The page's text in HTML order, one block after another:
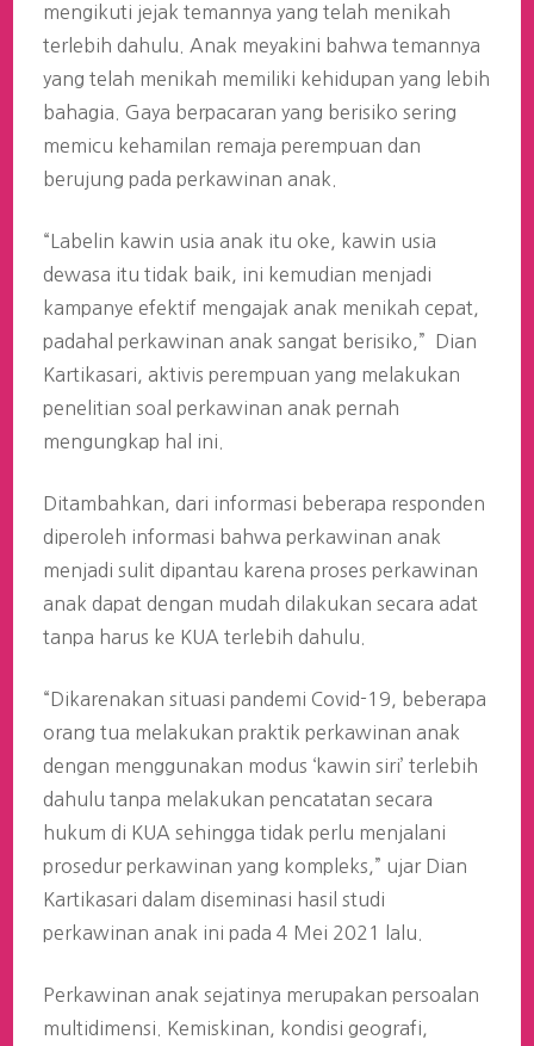
mengikuti jejak temannya yang telah menikah
terlebih dahulu. Anak meyakini bahwa temannya
yang telah menikah memiliki kehidupan yang lebih
bahagia. Gaya berpacaran yang berisiko sering
memicu kehamilan remaja perempuan dan
berujung pada perkawinan anak.
“Labelin kawin usia anak itu oke, kawin usia
dewasa itu tidak baik, ini kemudian menjadi
kampanye efektif mengajak anak menikah cepat,
padahal perkawinan anak sangat berisiko,” Dian
Kartikasari, aktivis perempuan yang melakukan
penelitian soal perkawinan anak pernah
mengungkap hal ini.
Ditambahkan, dari informasi beberapa responden
diperoleh informasi bahwa perkawinan anak
menjadi sulit dipantau karena proses perkawinan
anak dapat dengan mudah dilakukan secara adat
tanpa harus ke KUA terlebih dahulu.
“Dikarenakan situasi pandemi Covid-19, beberapa
orang tua melakukan praktik perkawinan anak
dengan menggunakan modus ‘kawin siri’ terlebih
dahulu tanpa melakukan pencatatan secara
hukum di KUA sehingga tidak perlu menjalani
prosedur perkawinan yang kompleks,” ujar Dian
Kartikasari dalam diseminasi hasil studi
perkawinan anak ini pada 4 Mei 2021 lalu.
Perkawinan anak sejatinya merupakan persoalan
multidimensi. Kemiskinan, kondisi geografi,